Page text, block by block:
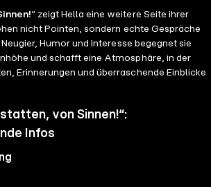
“ zeigt Hella eine weitere Seite ihrer
nicht Pointen, sondern echte Gespräche
Humor und Interesse begegnet sie
und schafft eine Atmosphäre, in der
Erinnerungen und überraschende Einblicke
von Sinnen!“:
Infos